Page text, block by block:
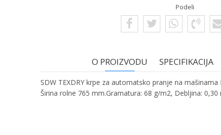
Podeli
O PROIZVODU SPECIFIKACIJA
SDW TEXDRY krpe za automatsko pranje na
Širina rolne 765 mm.Gramatura: 68 g/m2, Debljina: 0,30